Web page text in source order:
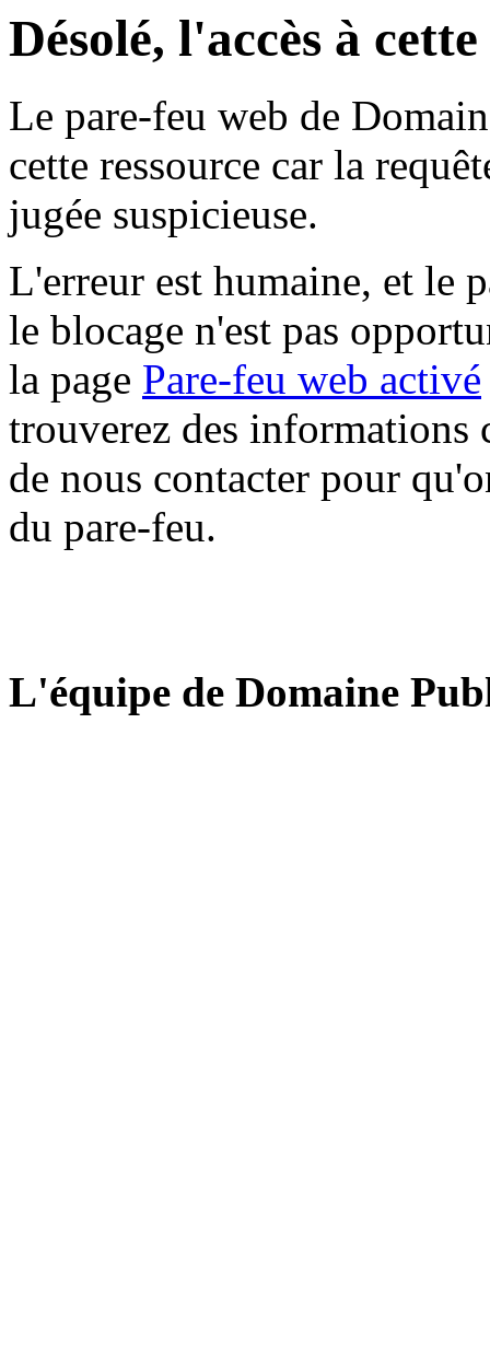
Désolé, l'accès à
Le pare-feu web de
cette ressource car la
jugée suspicieuse.
L'erreur est humaine, et le
le blocage n'est pas
la page Pare-feu web activé
trouverez des informations
de nous contacter pour
du pare-feu.
L'équipe de Domaine